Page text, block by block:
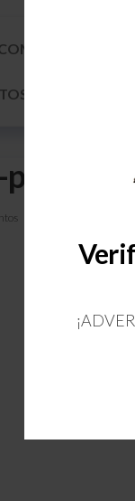
Y CONSULTAS